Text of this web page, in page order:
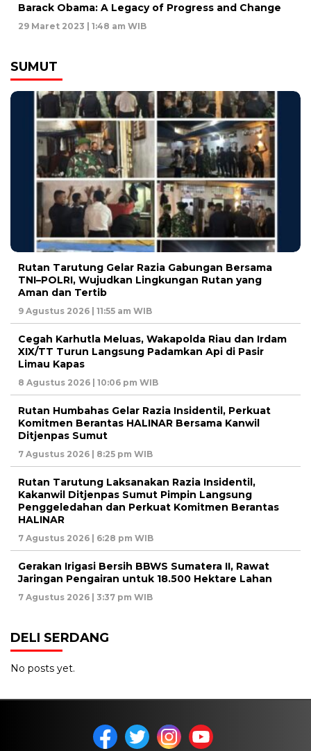
Barack Obama: A Legacy of Progress and Change
29 Maret 2023 | 1:48 am WIB
SUMUT
Rutan Tarutung Gelar Razia Gabungan Bersama
TNI–POLRI, Wujudkan Lingkungan Rutan yang
Aman dan Tertib
9 Agustus 2026 | 11:55 am WIB
Cegah Karhutla Meluas, Wakapolda Riau dan Irdam
XIX/TT Turun Langsung Padamkan Api di Pasir
Limau Kapas
8 Agustus 2026 | 10:06 pm WIB
Rutan Humbahas Gelar Razia Insidentil, Perkuat
Komitmen Berantas HALINAR Bersama Kanwil
Ditjenpas Sumut
7 Agustus 2026 | 8:25 pm WIB
Rutan Tarutung Laksanakan Razia Insidentil,
Kakanwil Ditjenpas Sumut Pimpin Langsung
Penggeledahan dan Perkuat Komitmen Berantas
HALINAR
7 Agustus 2026 | 6:28 pm WIB
Gerakan Irigasi Bersih BBWS Sumatera II, Rawat
Jaringan Pengairan untuk 18.500 Hektare Lahan
7 Agustus 2026 | 3:37 pm WIB
DELI SERDANG
No posts yet.